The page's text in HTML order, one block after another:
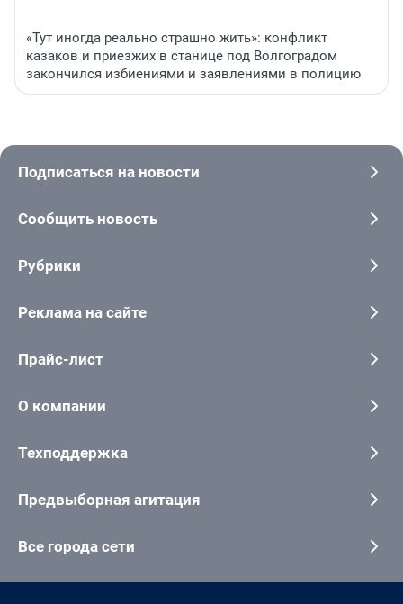
«Тут иногда реально страшно жить»: конфликт
казаков и приезжих в станице под Волгоградом
закончился избиениями и заявлениями в полицию
Подписаться на новости
Сообщить новость
Рубрики
Реклама на сайте
Прайс-лист
О компании
Техподдержка
Предвыборная агитация
Все города сети